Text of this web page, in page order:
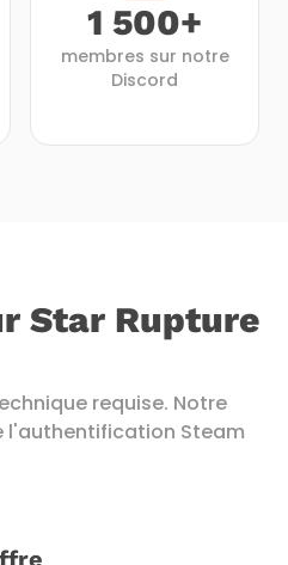
1 500+
membres sur notre
Discord
Star Rupture
requise. Notre
l'authentification Steam